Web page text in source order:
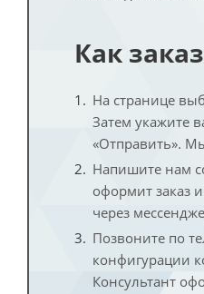
Как
На странице
Затем укажите
«Отправить».
Напишите нам
оформит заказ
через
Позвоните по
конфигурации
Консультант